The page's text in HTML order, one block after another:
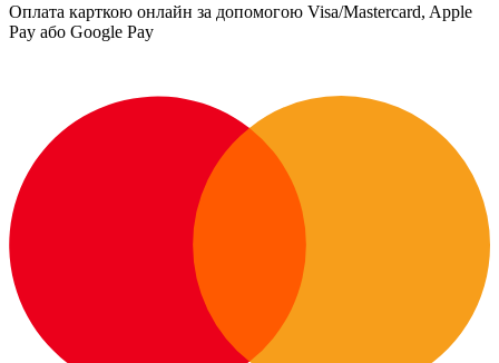
Оплата карткою онлайн за допомогою Visa/Mastercard, Apple
Pay або Google Pay